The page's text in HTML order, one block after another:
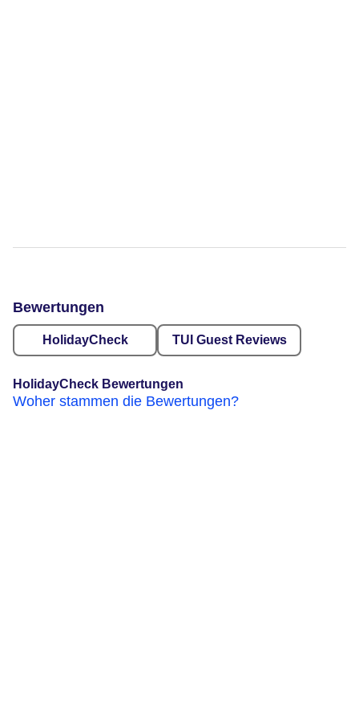
Bewertungen
HolidayCheck TUI Guest Reviews
HolidayCheck Bewertungen
Woher stammen die Bewertungen?